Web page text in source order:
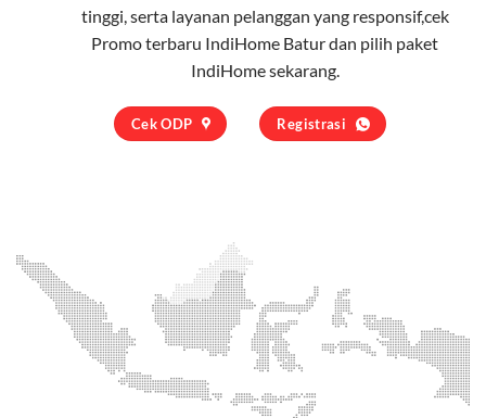
tinggi, serta layanan pelanggan yang responsif,cek
Promo terbaru IndiHome Batur dan pilih paket
IndiHomesekarang.
Cek ODP Registrasi